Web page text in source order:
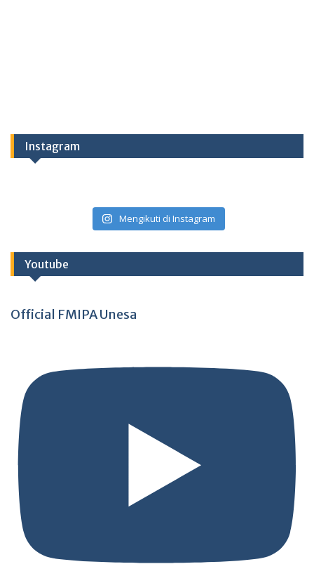
Instagram
Mengikuti di Instagram
Youtube
Official FMIPA Unesa